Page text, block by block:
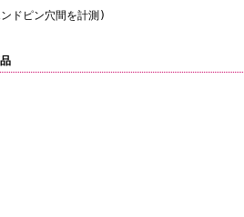
ドピン穴間を計測)